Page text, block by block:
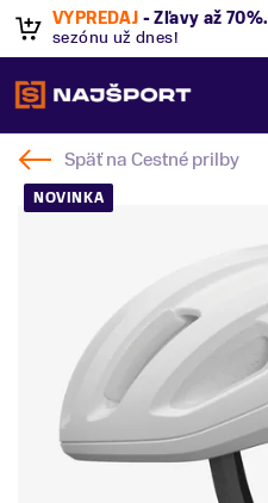
VÝPREDAJ - Zľavy až 70%.
sezónu už dnes!
Späť naCestné prilby
NOVINKA